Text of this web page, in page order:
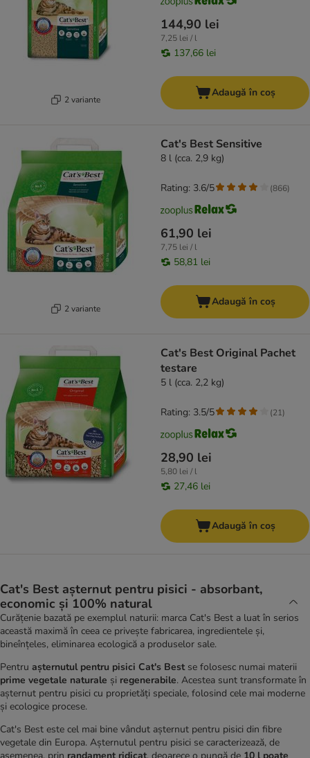
2 variante
144,90 lei
7,25 lei / l
137,66 lei
Adaugă în coș
2 variante
Cat's Best Sensitive
8 l (cca. 2,9 kg)
61,90 lei
7,75 lei / l
58,81 lei
Rating: 3.6/5 (866)
Adaugă în coș
Cat's Best Original Pachet
testare
5 l (cca. 2,2 kg)
28,90 lei
5,80 lei / l
27,46 lei
Rating: 3.5/5 (21)
Adaugă în coș
Cat's Best așternut pentru pisici - absorbant,
economic și 100% natural
Curățenie bazată pe exemplul naturii: marca Cat's Best a luat în serios
această maximă în ceea ce privește fabricarea, ingredientele și,
bineînțeles, eliminarea ecologică a produselor sale.
Pentru așternutul pentru pisici Cat's Bestse folosesc numai materii
prime vegetale naturale și regenerabile. Acestea sunt transformate în
așternut pentru pisici cu proprietăți speciale, folosind cele mai moderne
și ecologice procese.
Cat's Best este cel mai bine vândut așternut pentru pisici din fibre
vegetale din Europa. Așternutul pentru pisici se caracterizează, de